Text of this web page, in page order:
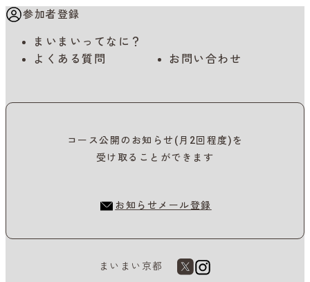
参加者登録
まいまいってなに？
よくある質問
お問い合わせ
コース公開のお知らせ(月2回程度)を
受け取ることができます
お知らせメール登録
まいまい京都